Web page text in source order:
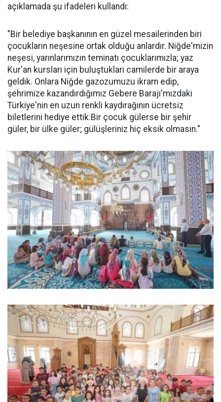
açıklamada şu ifadeleri kullandı:
"Bir belediye başkanının en güzel mesailerinden biri
çocukların neşesine ortak olduğu anlardır. Niğde'mizin
neşesi, yarınlarımızın teminatı çocuklarımızla; yaz
Kur'an kursları için buluştukları camilerde bir araya
geldik. Onlara Niğde gazozumuzu ikram edip,
şehrimize kazandırdığımız Gebere Barajı'mızdaki
Türkiye'nin en uzun renkli kaydırağının ücretsiz
biletlerini hediye ettik.Bir çocuk gülerse bir şehir
güler, bir ülke güler; gülüşleriniz hiç eksik olmasın."